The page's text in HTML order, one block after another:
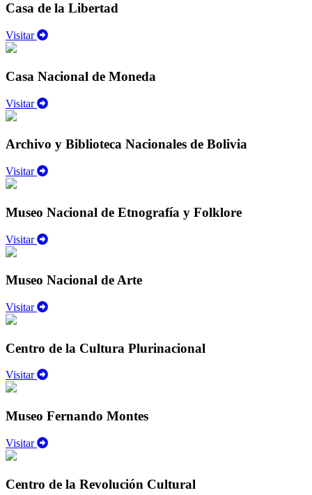
Casa de la Libertad
Visitar
Casa Nacional de Moneda
Visitar
Archivo y Biblioteca Nacionales de Bolivia
Visitar
Museo Nacional de Etnografía y Folklore
Visitar
Museo Nacional de Arte
Visitar
Centro de la Cultura Plurinacional
Visitar
Museo Fernando Montes
Visitar
Centro de la Revolución Cultural